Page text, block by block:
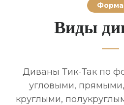
Форма
Виды
Диваны Тик-Так по
угловыми,
круглыми,